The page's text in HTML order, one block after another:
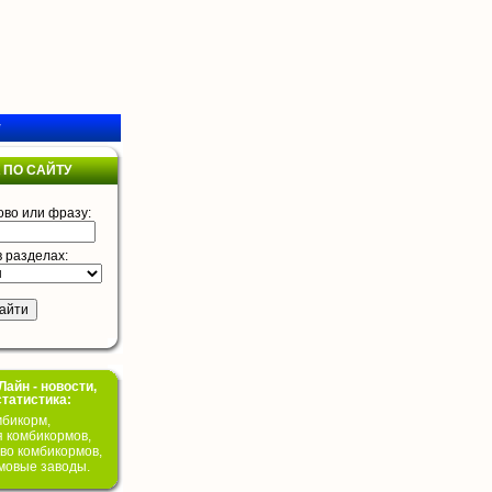
САЙТУ
или фразу:
разделах:
- новости,
комбикормов,
комбикормов,
заводы.